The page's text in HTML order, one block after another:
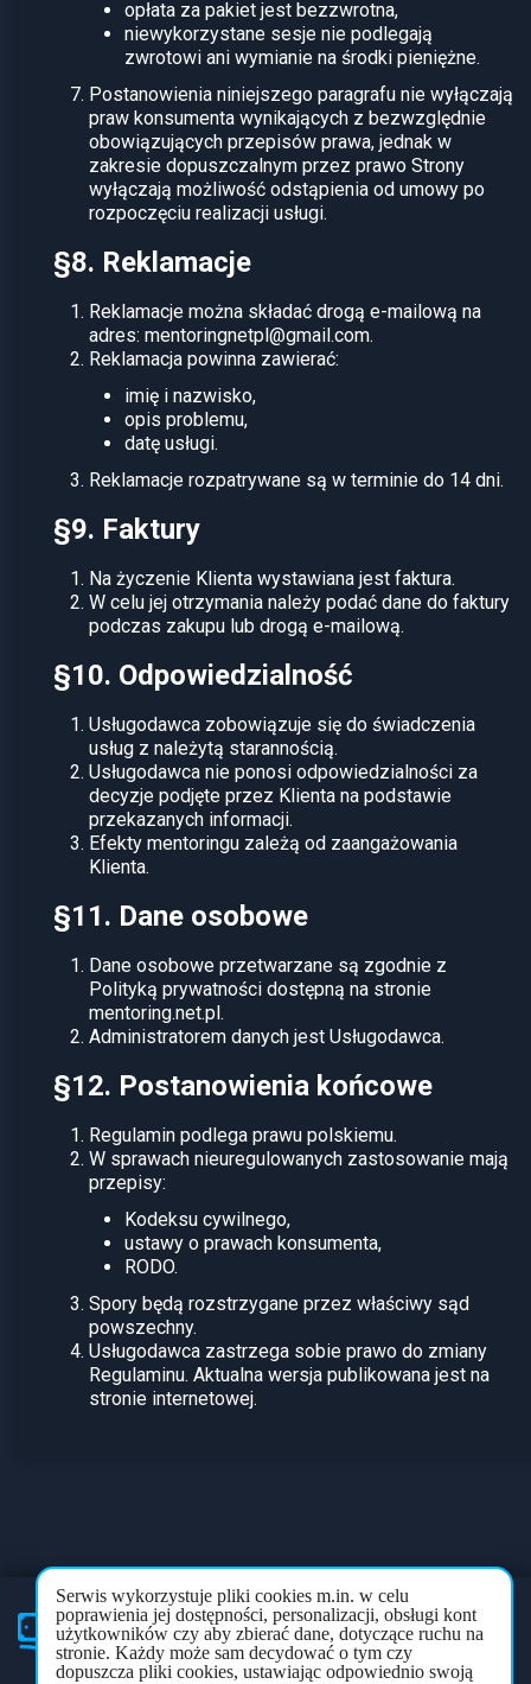
opłata za pakiet jest bezzwrotna,
niewykorzystane sesje nie podlegają
zwrotowi ani wymianie na środki pieniężne.
Postanowienia niniejszego paragrafu nie wyłączają
praw konsumenta wynikających z bezwzględnie
obowiązujących przepisów prawa, jednak w
zakresie dopuszczalnym przez prawo Strony
wyłączają możliwość odstąpienia od umowy po
rozpoczęciu realizacji usługi.
§8. Reklamacje
Reklamacje można składać drogą e-mailową na
adres: mentoringnetpl@gmail.com.
Reklamacja powinna zawierać:
imię i nazwisko,
opis problemu,
datę usługi.
Reklamacje rozpatrywane są w terminie do 14 dni.
§9. Faktury
Na życzenie Klienta wystawiana jest faktura.
W celu jej otrzymania należy podać dane do faktury
podczas zakupu lub drogą e-mailową.
§10. Odpowiedzialność
Usługodawca zobowiązuje się do świadczenia
usług z należytą starannością.
Usługodawca nie ponosi odpowiedzialności za
decyzje podjęte przez Klienta na podstawie
przekazanych informacji.
Efekty mentoringu zależą od zaangażowania
Klienta.
§11. Dane osobowe
Dane osobowe przetwarzane są zgodnie z
Polityką prywatności dostępną na stronie
mentoring.net.pl.
Administratorem danych jest Usługodawca.
§12. Postanowienia końcowe
Regulamin podlega prawu polskiemu.
W sprawach nieuregulowanych zastosowanie mają
przepisy:
Kodeksu cywilnego,
ustawy o prawach konsumenta,
RODO.
Spory będą rozstrzygane przez właściwy sąd
powszechny.
Usługodawca zastrzega sobie prawo do zmiany
Regulaminu. Aktualna wersja publikowana jest na
stronie internetowej.
Polityka prywatności Regulamin Forum
Partner
mentoringu
Serwis wykorzystuje pliki cookies m.in. w celu
poprawienia jej dostępności, personalizacji, obsługi kont
użytkowników czy aby zbierać dane, dotyczące ruchu na
stronie. Każdy może sam decydować o tym czy
dopuszcza pliki cookies, ustawiając odpowiednio swoją